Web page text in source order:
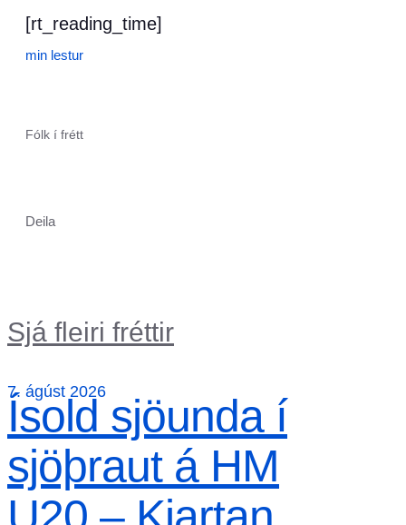
[rt_reading_time]
min lestur
Fólk í frétt
Deila
Sjá fleiri fréttir
7. ágúst 2026
Ísold sjöunda í
sjöþraut á HM